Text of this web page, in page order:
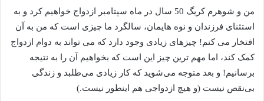
من و شوهرم کریگ 50 سال در ماه سپتامبر ازدواج خواهیم کرد و به
استثنای فرزندان و نوه هایمان، سالگرد ما چیزی است که من به آن
افتخار می کنم! چیزهای زیادی وجود دارد که می تواند به دوام ازدواج
کمک کند، اما مهم ترین چیز این است که بخواهیم آن را به نتیجه
برسانیم! و بعد متوجه می‌شوید که کار زیادی می‌طلبد و زندگی
بی‌نقص نیست (و هیچ ازدواجی هم اینطور نیست.)